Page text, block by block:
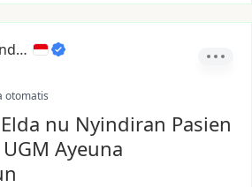
otomatis
nu Nyindiran Pasien
Ayeuna